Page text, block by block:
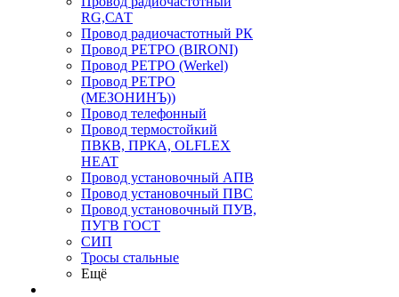
RG,САТ
Провод радиочастотный РК
Провод РЕТРО (BIRONI)
Провод РЕТРО (Werkel)
Провод РЕТРО
(МЕЗОНИНЪ))
Провод телефонный
Провод термостойкий
ПВКВ, ПРКА, OLFLEX
HEAT
Провод установочный АПВ
Провод установочный ПВС
Провод установочный ПУВ,
ПУГВ ГОСТ
СИП
Тросы стальные
Ещё